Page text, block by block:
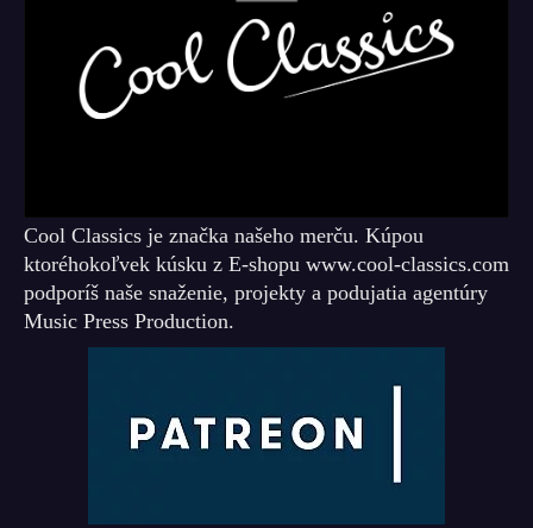
Cool Classics je značka našeho merču. Kúpou
ktoréhokoľvek kúsku z E-shopu www.cool-classics.com
podporíš naše snaženie, projekty a podujatia agentúry
Music Press Production.